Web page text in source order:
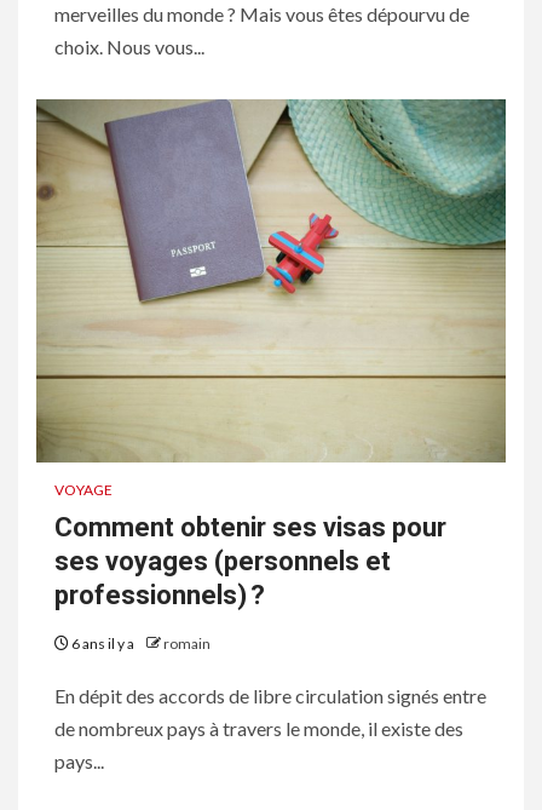
merveilles du monde ? Mais vous êtes dépourvu de
choix. Nous vous...
VOYAGE
Comment obtenir ses visas pour
ses voyages (personnels et
professionnels) ?
6 ans il y a romain
En dépit des accords de libre circulation signés entre
de nombreux pays à travers le monde, il existe des
pays...